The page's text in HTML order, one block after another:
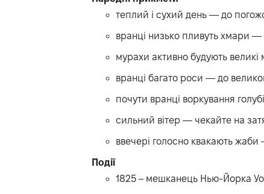
теплий і сухий день — до
вранці низько пливуть хмари —
мурахи активно будують
вранці багато роси — до
почути вранці воркування
сильний вітер — чекайте на
ввечері голосно квакають жаби
Події
1825 – мешканець Нью-Йорка